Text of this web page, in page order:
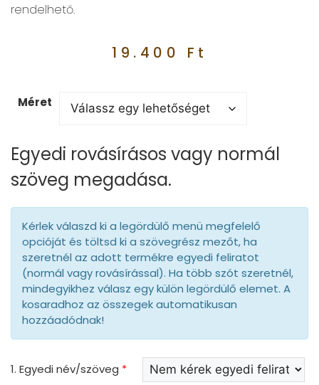
rendelhető.
19.400 Ft
Méret
Egyedi rovásírásos vagy normál
szöveg megadása.
Kérlek válaszd ki a legördülő menü megfelelő
opcióját és töltsd ki a szövegrész mezőt, ha
szeretnél az adott termékre egyedi feliratot
(normál vagy rovásírással). Ha több szót szeretnél,
mindegyikhez válasz egy külön legördülő elemet. A
kosaradhoz az összegek automatikusan
hozzáadódnak!
1. Egyedi név/szöveg *